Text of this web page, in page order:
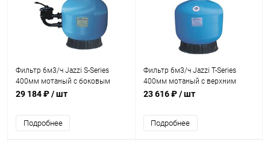
Фильтр 6м3/ч Jazzi S-Series
400мм мотаный c боковым
вентилем 1 1/2" (040216)
29 184 ₽/ шт
Подробнее
Фильтр 6м3/ч Jazzi T-Series
400мм мотаный c верхним
вентилем 1 1/2" (040116)
23 616 ₽/ шт
Подробнее